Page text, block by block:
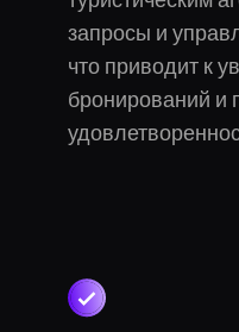
запросы и
что приводит к
бронирований